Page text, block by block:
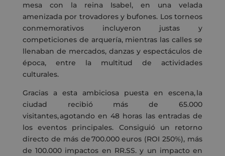
mesa con la reina Isabel, en una velada
amenizada por trovadores y bufones. Los torneos
conmemorativos incluyeron justas y
competiciones de arquería, mientras las calles se
llenaban de mercados, danzas y espectáculos de
época, entre la multitud de actividades
culturales.
Gracias a esta ambiciosa puesta en escena, la
ciudad recibió más de 65.000
visitantes, agotando en 48 horas las entradas de
los eventos principales. Consiguió un retorno
directo de más de 700.000 euros (ROI 250%), más
de 100.000 impactos en RR.SS. y un impacto en